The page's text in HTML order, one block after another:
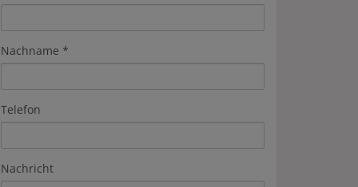
Nachname
Telefon
Nachricht